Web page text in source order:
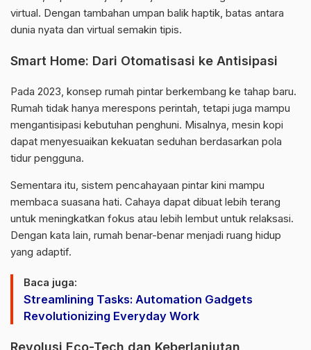
virtual. Dengan tambahan umpan balik haptik, batas antara
dunia nyata dan virtual semakin tipis.
Smart Home: Dari Otomatisasi ke Antisipasi
Pada 2023, konsep rumah pintar berkembang ke tahap baru.
Rumah tidak hanya merespons perintah, tetapi juga mampu
mengantisipasi kebutuhan penghuni. Misalnya, mesin kopi
dapat menyesuaikan kekuatan seduhan berdasarkan pola
tidur pengguna.
Sementara itu, sistem pencahayaan pintar kini mampu
membaca suasana hati. Cahaya dapat dibuat lebih terang
untuk meningkatkan fokus atau lebih lembut untuk relaksasi.
Dengan kata lain, rumah benar-benar menjadi ruang hidup
yang adaptif.
Baca juga:
Streamlining Tasks: Automation Gadgets
Revolutionizing Everyday Work
Revolusi Eco-Tech dan Keberlanjutan